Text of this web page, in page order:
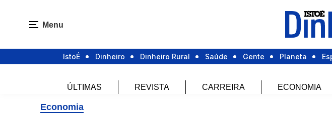
Menu
IstoÉ Dinheiro Dinheiro Rural Saúde Gente Planeta
ÚLTIMAS REVISTA CARREIRA ECONOMIA
Economia